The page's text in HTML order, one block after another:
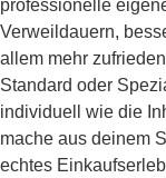
professionelle
Verweildauern,
allem mehr
Standard oder
individuell wie die
mache aus deinem
echtes